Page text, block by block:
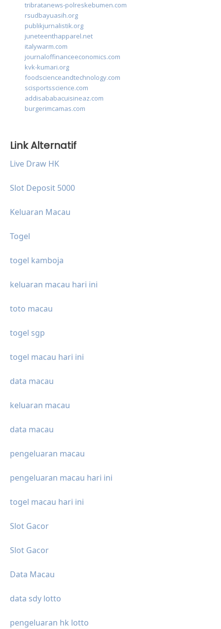
tribratanews-polreskebumen.com
rsudbayuasih.org
publikjurnalistik.org
juneteenthapparel.net
italywarm.com
journaloffinanceeconomics.com
kvk-kumari.org
foodscienceandtechnology.com
scisportsscience.com
addisababacuisineaz.com
burgerimcamas.com
Link Alternatif
Live Draw HK
Slot Deposit 5000
Keluaran Macau
Togel
togel kamboja
keluaran macau hari ini
toto macau
togel sgp
togel macau hari ini
data macau
keluaran macau
data macau
pengeluaran macau
pengeluaran macau hari ini
togel macau hari ini
Slot Gacor
Slot Gacor
Data Macau
data sdy lotto
pengeluaran hk lotto